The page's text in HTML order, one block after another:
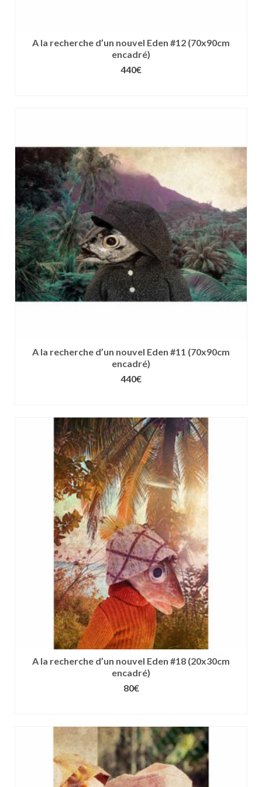
A la recherche d’un nouvel Eden #12 (70x90cm
encadré)
440€
variations.
options
peuvent
choisies
sur
page
du
produit
A la recherche d’un nouvel Eden #11 (70x90cm
encadré)
440€
produit
a
plusieurs
variations.
Les
options
peuvent
être
choisies
sur
la
page
du
produit
A la recherche d’un nouvel Eden #18 (20x30cm
encadré)
80€
produit
a
plusieurs
variations.
Les